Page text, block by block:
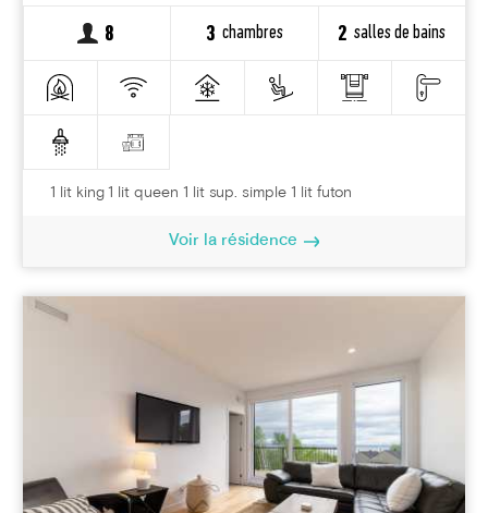
8 3 chambres 2 salles de bains
1 lit king 1 lit queen 1 lit sup. simple 1 lit futon
Voir la résidence